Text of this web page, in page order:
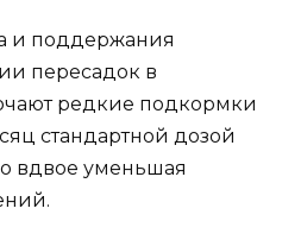
и поддержания
пересадок в
редкие подкормки
стандартной дозой
вдвое уменьшая